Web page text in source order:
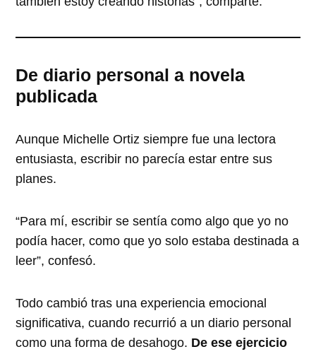
De diario personal a novela
publicada
Aunque Michelle Ortiz siempre fue una lectora
entusiasta, escribir no parecía estar entre sus
planes.
“Para mí, escribir se sentía como algo que yo no
podía hacer, como que yo solo estaba destinada a
leer”, confesó.
Todo cambió tras una experiencia emocional
significativa, cuando recurrió a un diario personal
como una forma de desahogo. De ese ejercicio